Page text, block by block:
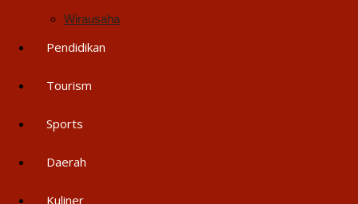
Wirausaha
Pendidikan
Tourism
Sports
Daerah
Kuliner